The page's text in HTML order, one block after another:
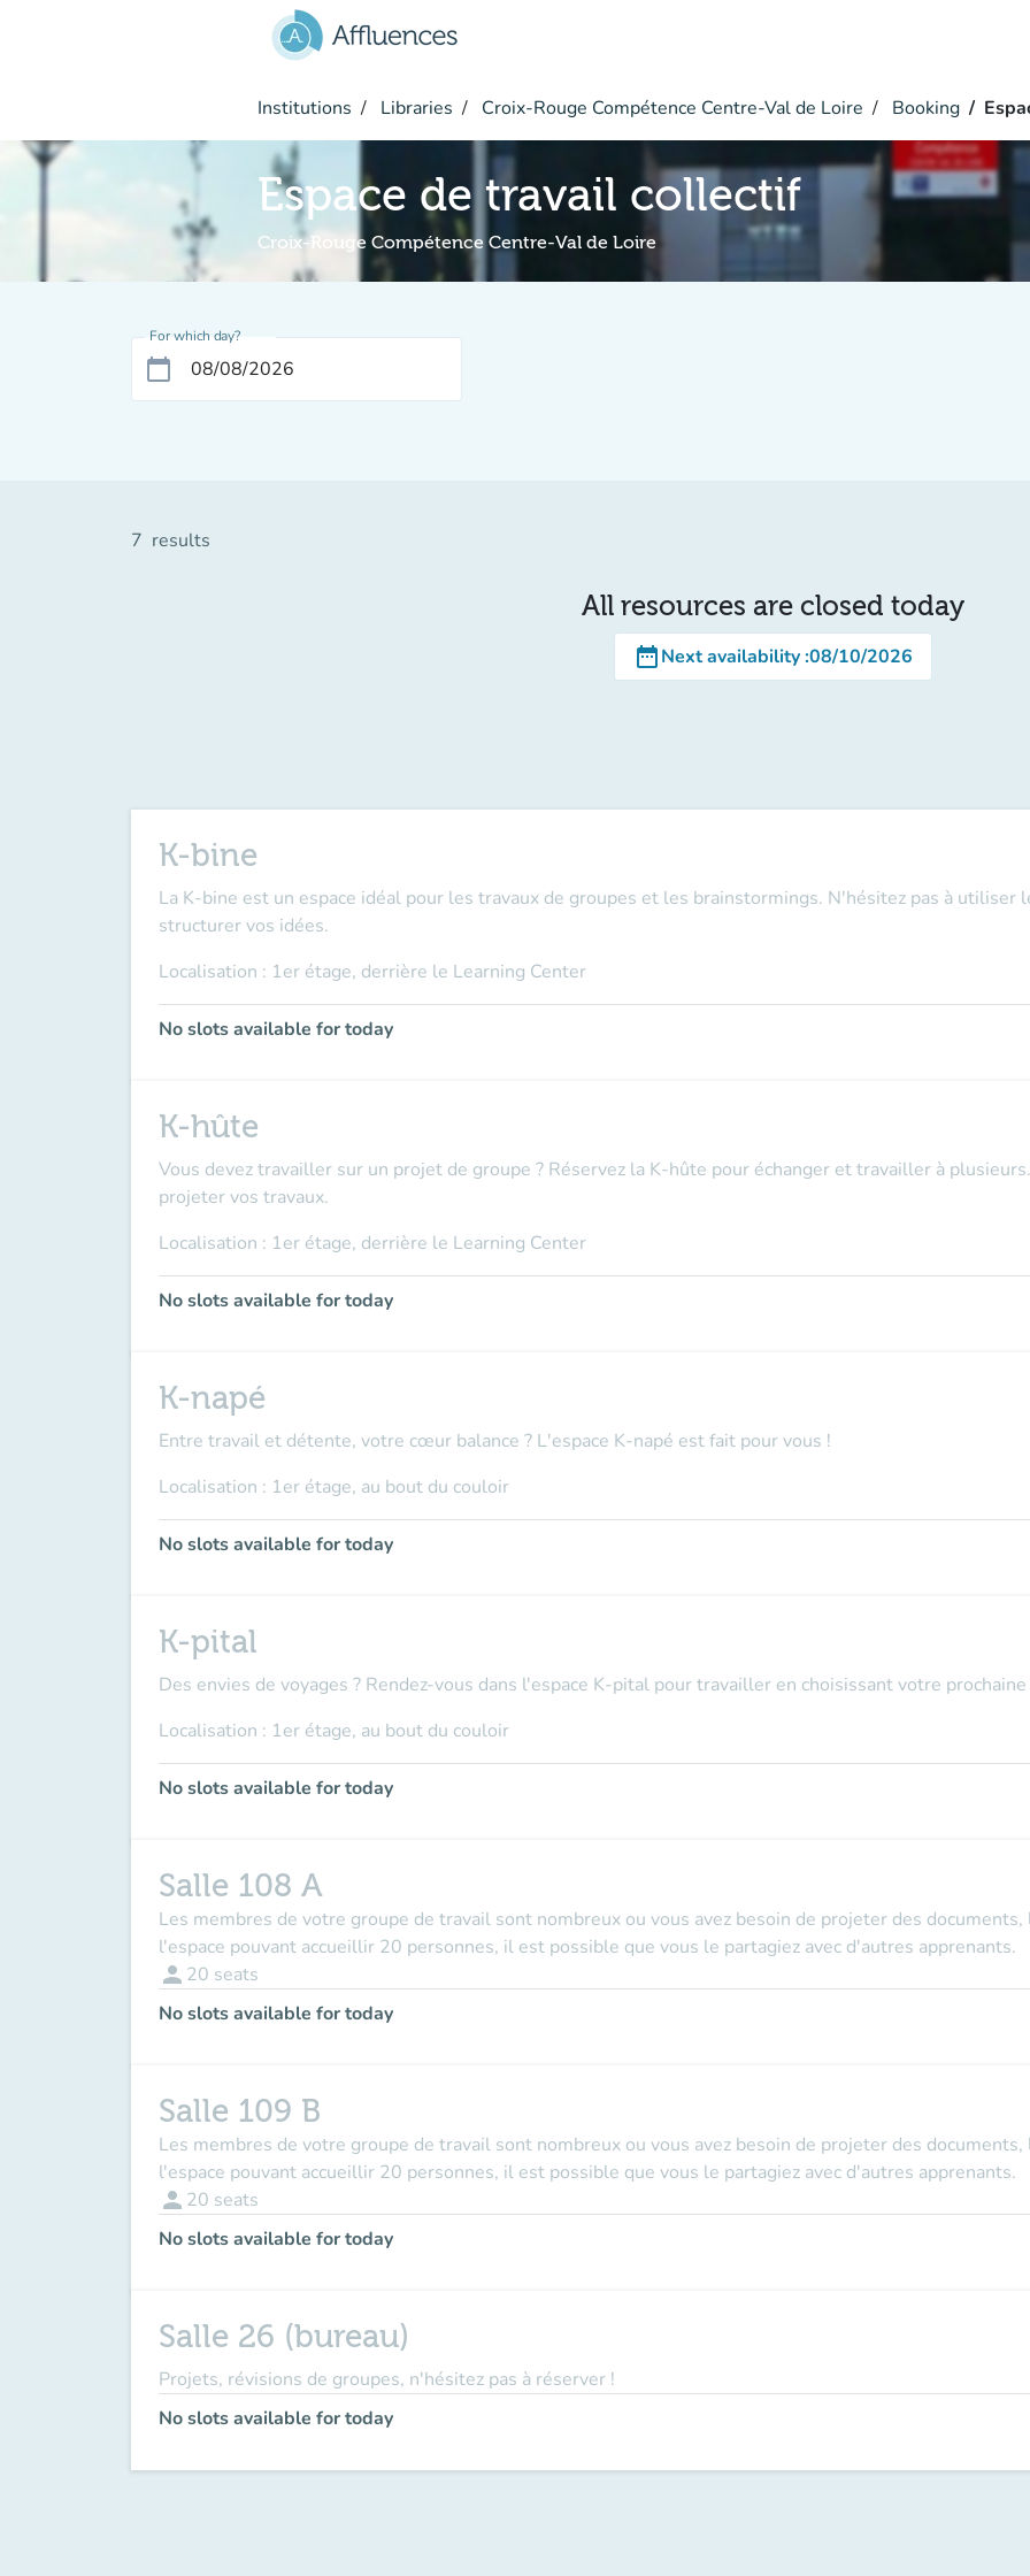
Institutions Libraries Croix-Rouge Compétence Centre-Val de Loire Booking
Espace de travail collectif
Croix-Rouge Compétence Centre-Val de Loire
For which day?
calendar_today
7 results
All resources are closed today
date_rangeNext availability:08/10/2026
K-bine
La K-bine est un espace idéal pour les travaux de groupes et les brainstormings. N'hésitez pas à utiliser
structurer vos idées.
Localisation : 1er étage, derrière le Learning Center
No slots available for today
K-hûte
Vous devez travailler sur un projet de groupe ? Réservez la K-hûte pour échanger et travailler à
projeter vos travaux.
Localisation : 1er étage, derrière le Learning Center
No slots available for today
K-napé
Entre travail et détente, votre cœur balance ? L'espace K-napé est fait pour vous !
Localisation : 1er étage, au bout du couloir
No slots available for today
K-pital
Des envies de voyages ? Rendez-vous dans l'espace K-pital pour travailler en choisissant votre
Localisation : 1er étage, au bout du couloir
No slots available for today
Salle 108 A
Les membres de votre groupe de travail sont nombreux ou vous avez besoin de projeter des
l'espace pouvant accueillir 20 personnes, il est possible que vous le partagiez avec d'autres apprenants.
person 20 seats
No slots available for today
Salle 109 B
Les membres de votre groupe de travail sont nombreux ou vous avez besoin de projeter des
l'espace pouvant accueillir 20 personnes, il est possible que vous le partagiez avec d'autres apprenants.
person 20 seats
No slots available for today
Salle 26 (bureau)
Projets, révisions de groupes, n'hésitez pas à réserver !
No slots available for today